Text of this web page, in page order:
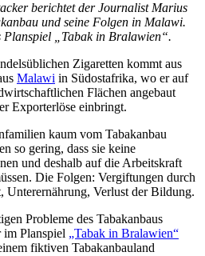
berichtet der Journalist Marius
und seine Folgen in Malawi.
Planspiel „Tabak in Bralawien“.
Zigaretten kommt aus
Malawi in Südostafrika, wo er auf
Flächen angebaut
Exporterlöse einbringt.
kaum vom Tabakanbau
so gering, dass sie keine
und deshalb auf die Arbeitskraft
Die Folgen: Vergiftungen durch
Verlust der Bildung.
Probleme des Tabakanbaus
Planspiel „Tabak in Bralawien“
fiktiven Tabakanbauland